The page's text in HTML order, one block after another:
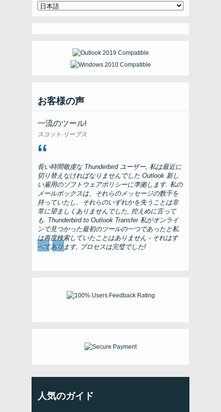
お客様の声
一流のツール!
スコット·リーブス
長い時間敬虔な Thunderbirdユーザー, 私は最近に
切り替えなければなりませんでした Outlook 新し
い雇用のソフトウェアポリシーに準拠します. 私の
メールボックスは、それらのメッセージの数千を
持っていたし、それらのいずれかを失うことは非
常に望ましくありませんでした, 控えめに言って
も. Thunderbird to Outlook Transfer私がオンライ
ンで見つかった最初のツールの一つであったと私
は再度検索していたことはありません - それはす
べてあります, プロセスは完璧でした!
← →
人気のガイド